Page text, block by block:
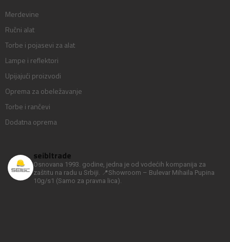
Merdevine
Ručni alat
Torbe i pojasevi za alat
Lampe i reflektori
Upijajući proizvodi
Oprema za obeležavanje
Torbe i rančevi
Dodatna oprema
seibltrade
Osnovana 1993. godine, jedna je od vodećih kompanija za
zaštitu na radu u Srbiji.
📍Showroom – Bulevar Mihaila Pupina
10g/s1 (Samo za pravna lica).